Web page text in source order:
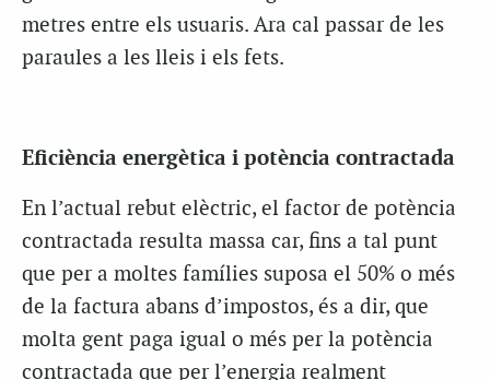
metres entre els usuaris. Ara cal passar de les
paraules a les lleis i els fets.
Eficiència energètica i potència contractada
En l’actual rebut elèctric, el factor de potència
contractada resulta massa car, fins a tal punt
que per a moltes famílies suposa el 50% o més
de la factura abans d’impostos, és a dir, que
molta gent paga igual o més per la potència
contractada que per l’energia realment